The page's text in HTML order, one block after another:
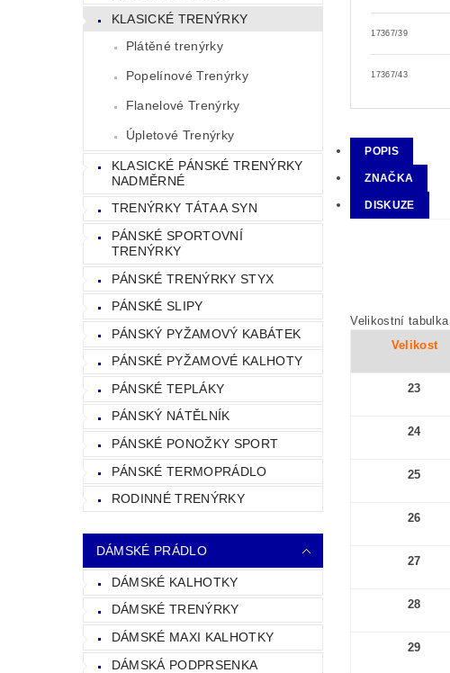
KLASICKÉ TRENÝRKY
Plátěné trenýrky
Popelínové Trenýrky
Flanelové Trenýrky
Úpletové Trenýrky
KLASICKÉ PÁNSKÉ TRENÝRKY
NADMĚRNÉ
TRENÝRKY TÁTA A SYN
PÁNSKÉ SPORTOVNÍ
TRENÝRKY
PÁNSKÉ TRENÝRKY STYX
PÁNSKÉ SLIPY
PÁNSKÝ PYŽAMOVÝ KABÁTEK
PÁNSKÉ PYŽAMOVÉ KALHOTY
PÁNSKÉ TEPLÁKY
PÁNSKÝ NÁTĚLNÍK
PÁNSKÉ PONOŽKY SPORT
PÁNSKÉ TERMOPRÁDLO
RODINNÉ TRENÝRKY
DÁMSKÉ PRÁDLO
DÁMSKÉ KALHOTKY
DÁMSKÉ TRENÝRKY
DÁMSKÉ MAXI KALHOTKY
DÁMSKÁ PODPRSENKA
17367/39
17367/43
POPIS
ZNAČKA
DISKUZE
Velikostní tabulka
Velikost
23
24
25
26
27
28
29